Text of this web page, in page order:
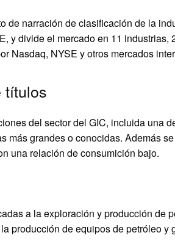
de narración de clasificación de la
y divide el mercado en 11 industrias,
Nasdaq, NYSE y otros mercados
títulos
del sector del GIC, incluida una
más grandes o conocidas. Además
una relación de consumición bajo.
a la exploración y producción de
producción de equipos de petróleo y